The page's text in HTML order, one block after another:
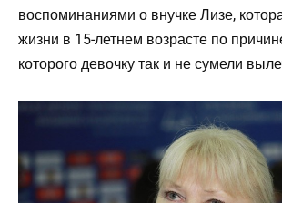
воспоминаниями о внучке Лизе,
жизни в 15-летнем возрасте по
которого девочку так и не сумели